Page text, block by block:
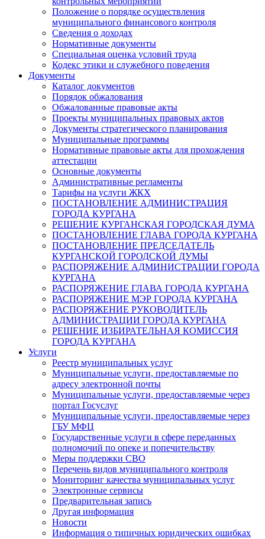
Положение о порядке осуществления
муниципального финансового контроля
Сведения о доходах
Нормативные документы
Специальная оценка условий труда
Кодекс этики и служебного поведения
Документы
Каталог документов
Порядок обжалования
Обжалованные правовые акты
Проекты муниципальных правовых актов
Документы стратегического планирования
Муниципальные программы
Нормативные правовые акты для прохождения
аттестации
Основные документы
Административные регламенты
Тарифы на услуги ЖКХ
ПОСТАНОВЛЕНИЕ АДМИНИСТРАЦИЯ
ГОРОДА КУРГАНА
РЕШЕНИЕ КУРГАНСКАЯ ГОРОДСКАЯ ДУМА
ПОСТАНОВЛЕНИЕ ГЛАВА ГОРОДА КУРГАНА
ПОСТАНОВЛЕНИЕ ПРЕДСЕДАТЕЛЬ
КУРГАНСКОЙ ГОРОДСКОЙ ДУМЫ
РАСПОРЯЖЕНИЕ АДМИНИСТРАЦИИ ГОРОДА
КУРГАНА
РАСПОРЯЖЕНИЕ ГЛАВА ГОРОДА КУРГАНА
РАСПОРЯЖЕНИЕ МЭР ГОРОДА КУРГАНА
РАСПОРЯЖЕНИЕ РУКОВОДИТЕЛЬ
АДМИНИСТРАЦИИ ГОРОДА КУРГАНА
РЕШЕНИЕ ИЗБИРАТЕЛЬНАЯ КОМИССИЯ
ГОРОДА КУРГАНА
Услуги
Реестр муниципальных услуг
Муниципальные услуги, предоставляемые по
адресу электронной почты
Муниципальные услуги, предоставляемые через
портал Госуслуг
Муниципальные услуги, предоставляемые через
ГБУ МФЦ
Государственные услуги в сфере переданных
полномочий по опеке и попечительству
Меры поддержки СВО
Перечень видов муниципального контроля
Мониторинг качества муниципальных услуг
Электронные сервисы
Предварительная запись
Другая информация
Новости
Информация о типичных юридических ошибках